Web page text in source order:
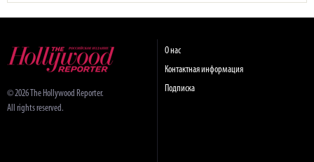
© 2026 The Hollywood Reporter.
All rights reserved.
О нас
Контактная информация
Подписка